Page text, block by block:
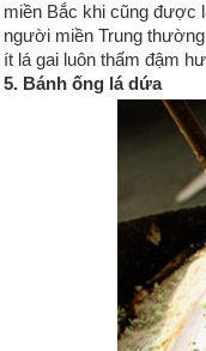
miền Bắc khi cũng được
người miền Trung
ít lá gai luôn thấm đậm
5. Bánh ống lá dứa